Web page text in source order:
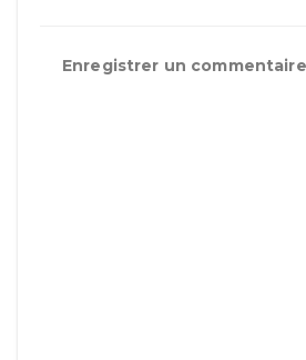
Enregistrer un commentaire